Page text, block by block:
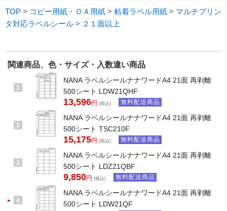
TOP > コピー用紙・ＯＡ用紙 > 粘着ラベル用紙 > マルチプリン
タ対応ラベルシール > ２１面以上
関連商品、色・サイズ・入数違い商品
1
NANA ラベルシールナナワードA4 21面 再剥離
500シート LDW21QHF
13,596円 (税込) 無料配送商品
2
NANA ラベルシールナナワードA4 21面 再剥離
500シート TSC210F
15,175円 (税込) 無料配送商品
3
NANA ラベルシールナナワードA4 21面 再剥離
500シート LDZ21QBF
9,850円 (税込) 無料配送商品
4
NANA ラベルシールナナワードA4 21面 再剥離
500シート LDW21QF